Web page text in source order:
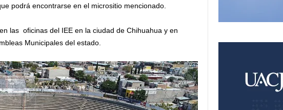
podrá encontrarse en el micrositio mencionado.
las oficinas del IEE en la ciudad de Chihuahua y en
Municipales del estado.